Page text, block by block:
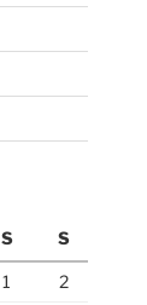
S S
1
2